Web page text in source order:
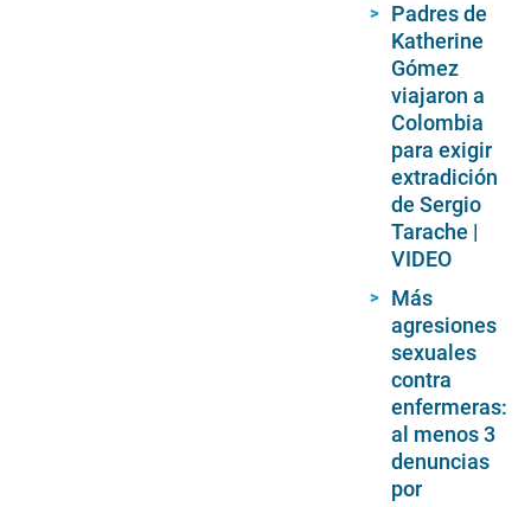
Padres de
Katherine
Gómez
viajaron a
Colombia
para exigir
extradición
de Sergio
Tarache |
VIDEO
Más
agresiones
sexuales
contra
enfermeras:
al menos 3
denuncias
por